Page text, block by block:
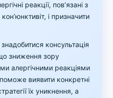
реакції, пов’язані з
і призначити
консультація
зниження зору
алергічними реакціями
виявити конкретні
їх уникнення, а